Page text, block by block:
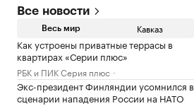
Все новости
Весь мир Кавказ
Как устроены приватные террасы в
квартирах «Серии плюс»
РБК и ПИК Серия плюс
Экс-президент Финляндии усомнился в
сценарии нападения России на НАТО